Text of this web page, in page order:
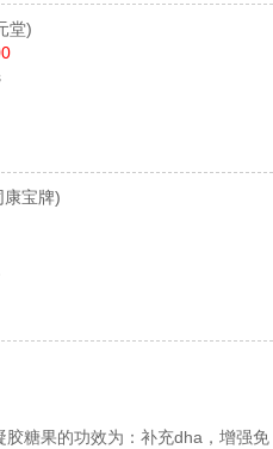
堂)
康宝牌)
胶糖果的功效为：补充dha，增强免